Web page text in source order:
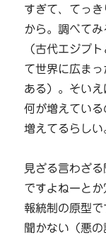
すぎて、てっ
から。調べて
（古代エジプ
て世界に広ま
ある）。そいえ
何が増えてい
増えてるらしい
見ざる言わざ
ですよねーと
報統制の原型
聞かない（悪